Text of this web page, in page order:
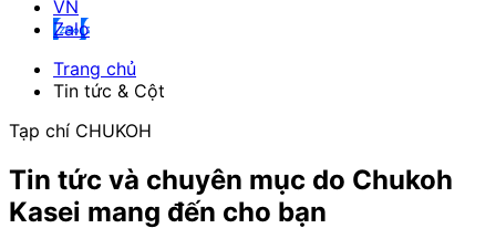
Zalo
Trang chủ
Tin tức & Cột
Tạp chí CHUKOH
Tin tức và chuyên mục do Chukoh
Kasei mang đến cho bạn